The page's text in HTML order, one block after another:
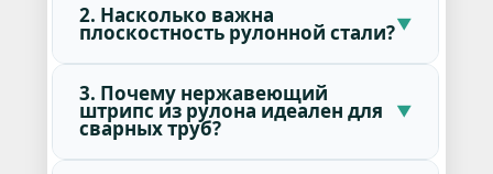
2. Насколько важна
плоскостность рулонной стали?
3. Почему нержавеющий
штрипс из рулона идеален для
сварных труб?